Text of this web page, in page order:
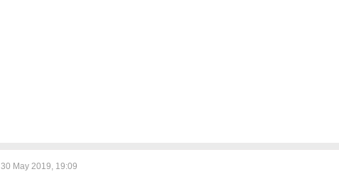
30 May 2019, 19:09